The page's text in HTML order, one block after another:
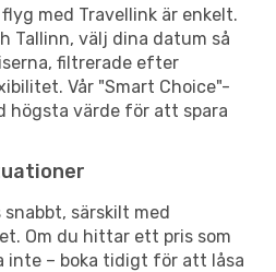
med Travellink är enkelt.
Tallinn, välj dina datum så
filtrerade efter
Vår "Smart Choice"-
högsta värde för att spara
särskilt med
Om du hittar ett pris som
inte – boka tidigt för att låsa